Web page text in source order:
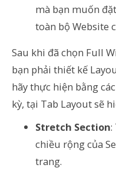
mà bạn muốn
toàn bộ Website
Sau khi đã chọn Full
bạn phải thiết kế
hãy thực hiện bằng
kỳ, tại Tab Layout sẽ
Stretch Section:
chiều rộng của
trang.